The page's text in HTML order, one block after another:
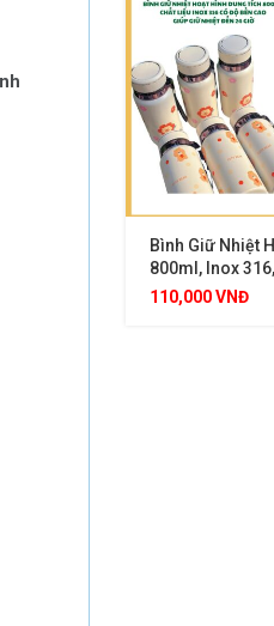
Bình Giữ Nhiệt
800ml, Inox
Giữ Nhiệt Tốt,
110,000VNĐ